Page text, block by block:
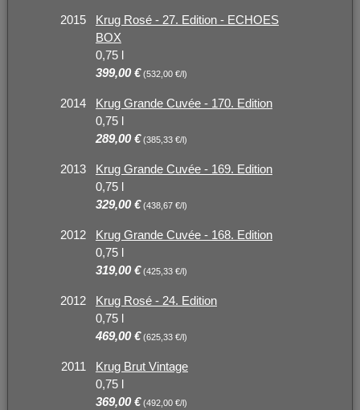
2015
Krug Rosé - 27. Edition - ECHOES
BOX
0,75 l
399,00 €(532,00 €/l)
2014
Krug Grande Cuvée - 170. Edition
0,75 l
289,00 €(385,33 €/l)
2013
Krug Grande Cuvée - 169. Edition
0,75 l
329,00 €(438,67 €/l)
2012
Krug Grande Cuvée - 168. Edition
0,75 l
319,00 €(425,33 €/l)
2012
Krug Rosé - 24. Edition
0,75 l
469,00 €(625,33 €/l)
2011
Krug Brut Vintage
0,75 l
369,00 €(492,00 €/l)